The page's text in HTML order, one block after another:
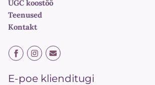
UGC koostöö
Teenused
Kontakt
E-poe klienditugi